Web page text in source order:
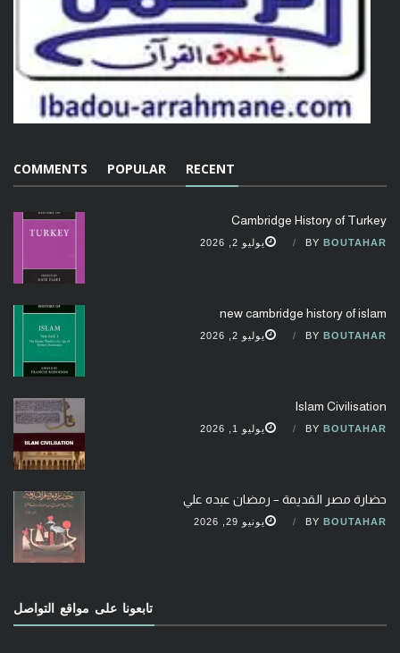
RECENT
POPULAR
COMMENTS
Cambridge History of Turkey
BY BOUTAHAR يوليو 2, 2026
new cambridge history of islam
BY BOUTAHAR يوليو 2, 2026
Islam Civilisation
BY BOUTAHAR يوليو 1, 2026
حضارة مصر القديمة – رمضان عبده علي
BY BOUTAHAR يونيو 29, 2026
تابعونا على مواقع التواصل